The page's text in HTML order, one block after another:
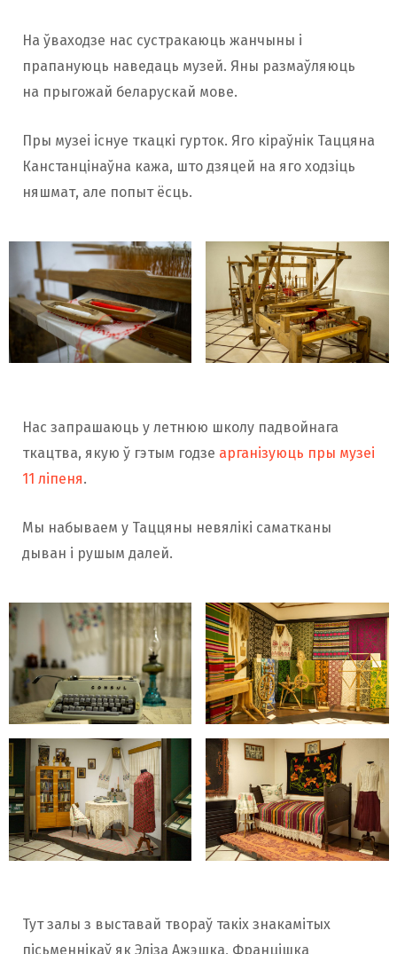
На ўваходзе нас сустракаюць жанчыны і
прапануюць наведаць музей. Яны размаўляюць
на прыгожай беларускай мове.
Пры музеі існуе ткацкі гурток. Яго кіраўнік Таццяна
Канстанцінаўна кажа, што дзяцей на яго ходзіць
няшмат, але попыт ёсць.
Нас запрашаюць у летнюю школу падвойнага
ткацтва, якую ў гэтым годзе арганізуюць пры музеі
11 ліпеня.
Мы набываем у Таццяны невялікі саматканы
дыван і рушым далей.
Тут залы з выставай твораў такіх знакамітых
пісьменнікаў як Эліза Ажэшка, Францішка